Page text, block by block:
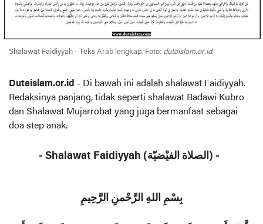
Shalawat Faidiyyah - Teks Arab lengkap. Foto: dutaislam.or.id.
Dutaislam.or.id - Di bawah ini adalah shalawat Faidiyyah.
Redaksinya panjang, tidak seperti shalawat Badawi Kubro
dan Shalawat Mujarrobat yang juga bermanfaat sebagai
doa step anak.
- Shalawat Faidiyyah (الصلاة الفيْضيّة) -
بِسْمِ اللهِ الرَّحْمنِ الرَّحِيمِ